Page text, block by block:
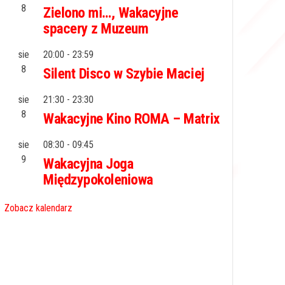
8
Zielono mi…, Wakacyjne
spacery z Muzeum
sie
8
20:00 - 23:59
Silent Disco w Szybie Maciej
sie
8
21:30 - 23:30
Wakacyjne Kino ROMA – Matrix
sie
9
08:30 - 09:45
Wakacyjna Joga
Międzypokoleniowa
Zobacz kalendarz